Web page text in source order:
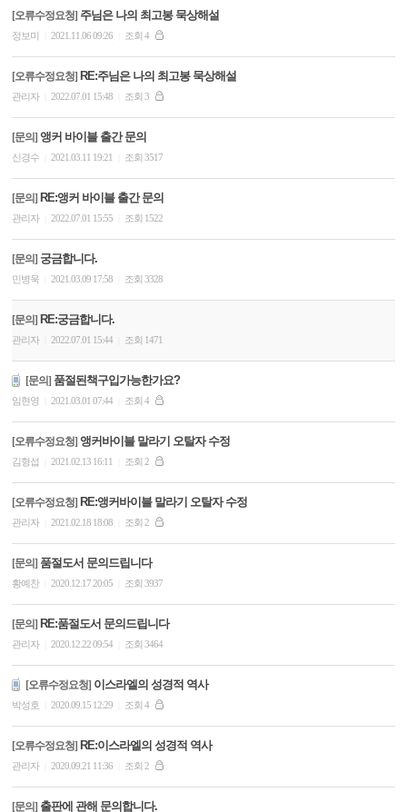
[오류수정요청] 주님은 나의 최고봉 묵상해설
정보미 2021.11.06 09:26 조회 4
[오류수정요청] RE:주님은 나의 최고봉 묵상해설
관리자 2022.07.01 15:48 조회 3
[문의] 앵커 바이블 출간 문의
신경수 2021.03.11 19:21 조회 3517
[문의] RE:앵커 바이블 출간 문의
관리자 2022.07.01 15:55 조회 1522
[문의] 궁금합니다.
민병욱 2021.03.09 17:58 조회 3328
[문의] RE:궁금합니다.
관리자 2022.07.01 15:44 조회 1471
[문의] 품절된책구입가능한가요?
임현영 2021.03.01 07:44 조회 4
[오류수정요청] 앵커바이블 말라기 오탈자 수정
김형섭 2021.02.13 16:11 조회 2
[오류수정요청] RE:앵커바이블 말라기 오탈자 수정
관리자 2021.02.18 18:08 조회 2
[문의] 품절도서 문의드립니다
황예찬 2020.12.17 20:05 조회 3937
[문의] RE:품절도서 문의드립니다
관리자 2020.12.22 09:54 조회 3464
[오류수정요청] 이스라엘의 성경적 역사
박성호 2020.09.15 12:29 조회 4
[오류수정요청] RE:이스라엘의 성경적 역사
관리자 2020.09.21 11:36 조회 2
[문의] 출판에 관해 문의합니다.